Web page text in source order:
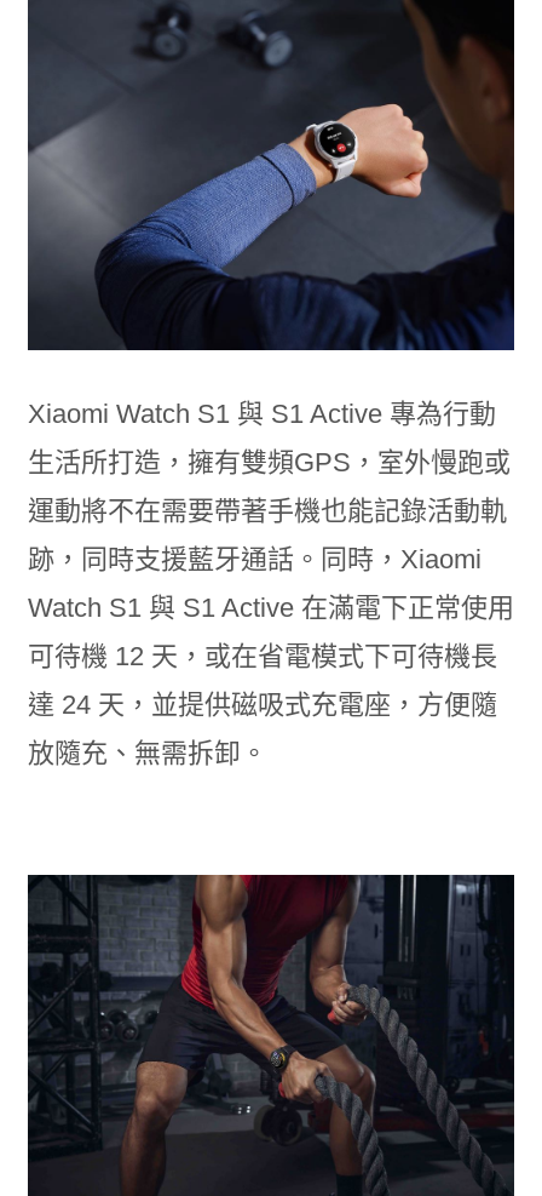
Xiaomi Watch S1 與 S1 Active 專為行動
生活所打造，擁有雙頻GPS，室外慢跑或
運動將不在需要帶著手機也能記錄活動軌
跡，同時支援藍牙通話。同時，Xiaomi
Watch S1 與 S1 Active 在滿電下正常使用
可待機 12 天，或在省電模式下可待機長
達 24 天，並提供磁吸式充電座，方便隨
放隨充、無需拆卸。